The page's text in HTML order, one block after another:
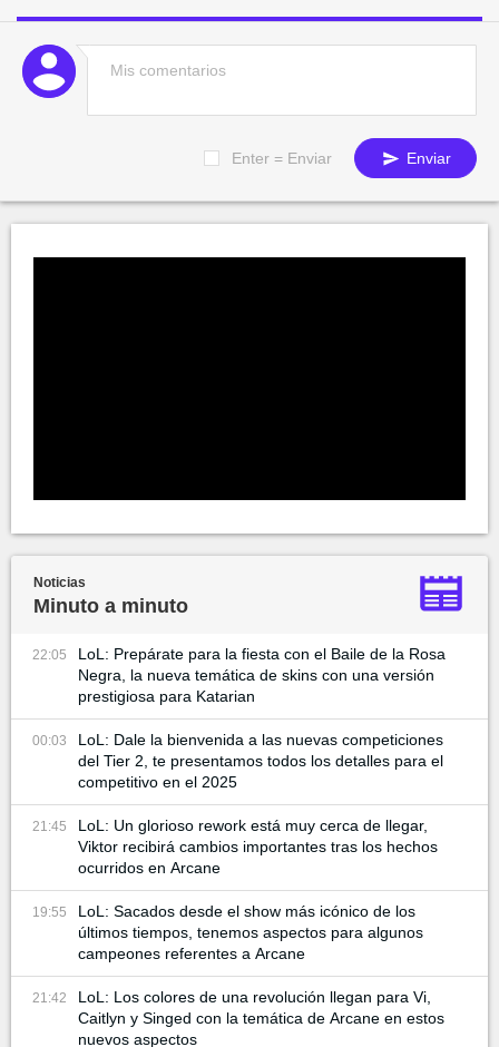
Enter = Enviar Enviar
Noticias
Minuto a minuto
22:05
LoL: Prepárate para la fiesta con el Baile de la Rosa
Negra, la nueva temática de skins con una versión
prestigiosa para Katarian
00:03
LoL: Dale la bienvenida a las nuevas competiciones
del Tier 2, te presentamos todos los detalles para el
competitivo en el 2025
21:45
LoL: Un glorioso rework está muy cerca de llegar,
Viktor recibirá cambios importantes tras los hechos
ocurridos en Arcane
19:55
LoL: Sacados desde el show más icónico de los
últimos tiempos, tenemos aspectos para algunos
campeones referentes a Arcane
21:42
LoL: Los colores de una revolución llegan para Vi,
Caitlyn y Singed con la temática de Arcane en estos
nuevos aspectos